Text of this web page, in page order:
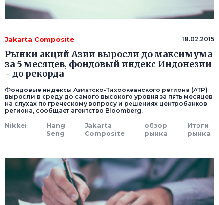
Jakarta Composite 18.02.2015
Рынки акций Азии выросли до максимума
за 5 месяцев, фондовый индекс Индонезии
- до рекорда
Фондовые индексы Азиатско-Тихоокеанского региона (АТР)
выросли в среду до самого высокого уровня за пять месяцев
на слухах по греческому вопросу и решениях центробанков
региона, сообщает агентство Bloomberg.
Nikkei
Hang
Seng
Jakarta
Composite
обзор
рынка
Итоги
рынка